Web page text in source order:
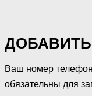
Ваш номер
обязательны для